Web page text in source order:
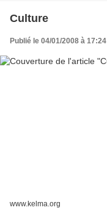
Culture
Publié le 04/01/2008 à 17:24
www.kelma.org